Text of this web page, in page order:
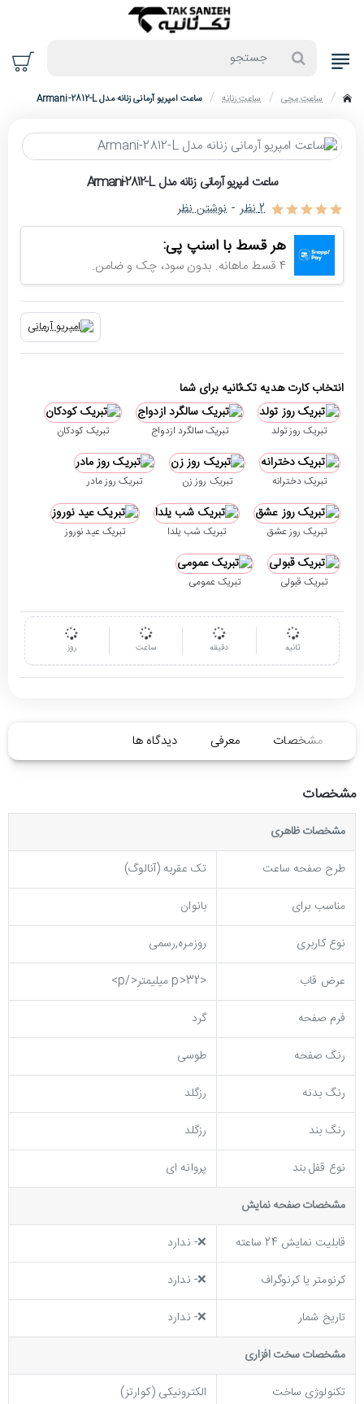
home
ساعت مچی ساعت زنانه ساعت امپریو آرمانی زنانه مدل Armani-2812-L
اتمام موجودی
ساعت امپریو آرمانی زنانه مدل Armani-2812-L
هر قسط با اسنپ پی:
4 قسط ماهانه. بدون سود، چک و ضامن.
2 نظر - نوشتن نظر
روز ساعت دقیقه ثانیه
انتخاب کارت هدیه تک‌ثانیه برای شما
تبریک روز تولد تبریک سالگرد ازدواج تبریک کودکان
تبریک دخترانه تبریک روز زن تبریک روز مادر
تبریک روز عشق تبریک شب یلدا تبریک عید نوروز
تبریک قبولی تبریک عمومی
مشخصات معرفی دیدگاه ها
مشخصات
مشخصات ظاهری
طرح صفحه ساعت
تک عقربه (آنالوگ)
مناسب برای
بانوان
نوع کاربری
روزمره,رسمی
عرض قاب
<p>32 میلیمتر</p>
فرم صفحه
گرد
رنگ صفحه
طوسی
رنگ بدنه
رزگلد
رنگ بند
رزگلد
نوع قفل بند
پروانه ای
مشخصات صفحه نمايش
قابلیت نمایش 24 ساعته
❌- ندارد
کرنومتر یا کرنوگراف
❌- ندارد
تاریخ شمار
❌- ندارد
مشخصات سخت افزاری
تکنولوژی ساخت
الکترونیکی (کوارتز)